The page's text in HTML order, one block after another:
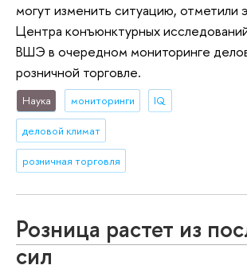
могут изменить ситуацию, отметили
Центра конъюнктурных
ВШЭ в очередном мониторинге
розничной торговле.
Наука мониторинги IQ
деловой климат
розничная торговля
Розница растет из
сил